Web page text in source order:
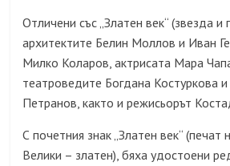
Отличени със „Златен век“ (звезда и
архитектите Белин Моллов и Иван
Милко Коларов, актрисата Мара
театроведите Богдана Костуркова
Петранов, както и режисьорът
С почетния знак „Златен век“ (печат
Велики – златен), бяха удостоени